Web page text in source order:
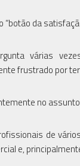
“botão da
várias
frustrado por
no
de
e,